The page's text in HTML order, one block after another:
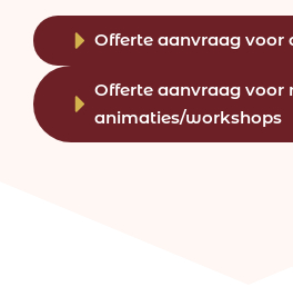
Offerte aanvraag voor
Offerte aanvraag voor
animaties/workshops